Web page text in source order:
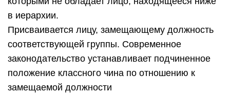
в иерархии.
Присваивается лицу, замещающему должность
соответствующей группы. Современное
законодательство устанавливает подчиненное
положение классного чина по отношению к
замещаемой должности